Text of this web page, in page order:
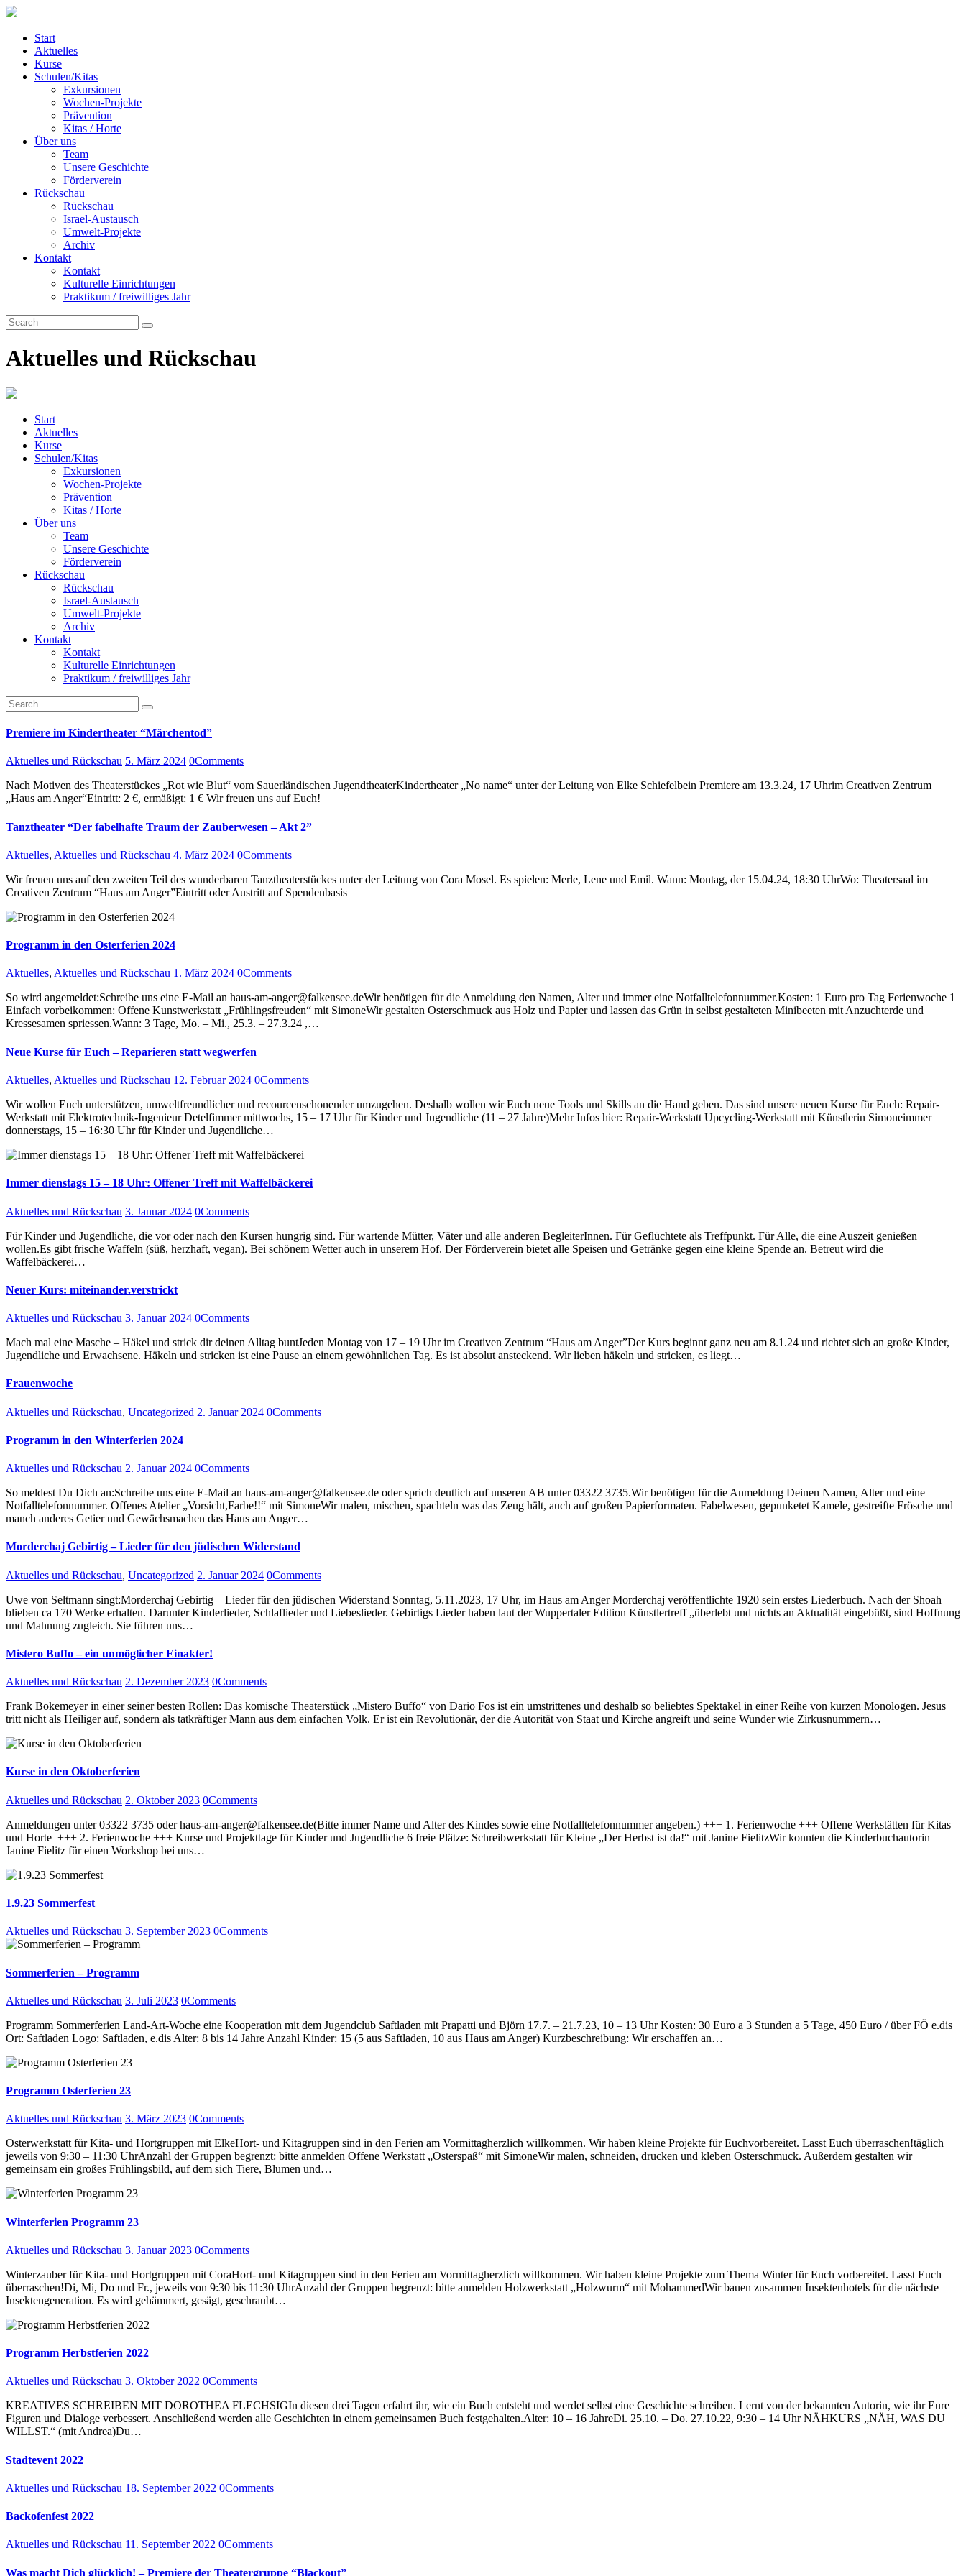
Start
Aktuelles
Kurse
Schulen/Kitas
Exkursionen
Wochen-Projekte
Prävention
Kitas / Horte
Über uns
Team
Unsere Geschichte
Förderverein
Rückschau
Rückschau
Israel-Austausch
Umwelt-Projekte
Archiv
Kontakt
Kontakt
Kulturelle Einrichtungen
Praktikum / freiwilliges Jahr
Aktuelles und Rückschau
Start
Aktuelles
Kurse
Schulen/Kitas
Exkursionen
Wochen-Projekte
Prävention
Kitas / Horte
Über uns
Team
Unsere Geschichte
Förderverein
Rückschau
Rückschau
Israel-Austausch
Umwelt-Projekte
Archiv
Kontakt
Kontakt
Kulturelle Einrichtungen
Praktikum / freiwilliges Jahr
Premiere im Kindertheater “Märchentod”
Aktuelles und Rückschau 5. März 2024 0Comments
Nach Motiven des Theaterstückes „Rot wie Blut“ vom Sauerländischen JugendtheaterKindertheater „No name“ unter der Leitung von Elke Schiefelbein Premiere am 13.3.24, 17 Uhrim Creativen Zentrum
„Haus am Anger“Eintritt: 2 €, ermäßigt: 1 € Wir freuen uns auf Euch!
Tanztheater “Der fabelhafte Traum der Zauberwesen – Akt 2”
Aktuelles, Aktuelles und Rückschau 4. März 2024 0Comments
Wir freuen uns auf den zweiten Teil des wunderbaren Tanztheaterstückes unter der Leitung von Cora Mosel. Es spielen: Merle, Lene und Emil. Wann: Montag, der 15.04.24, 18:30 UhrWo: Theatersaal im
Creativen Zentrum “Haus am Anger”Eintritt oder Austritt auf Spendenbasis
Programm in den Osterferien 2024
Aktuelles, Aktuelles und Rückschau 1. März 2024 0Comments
So wird angemeldet:Schreibe uns eine E-Mail an haus-am-anger@falkensee.deWir benötigen für die Anmeldung den Namen, Alter und immer eine Notfalltelefonnummer.Kosten: 1 Euro pro Tag Ferienwoche 1
Einfach vorbeikommen: Offene Kunstwerkstatt „Frühlingsfreuden“ mit SimoneWir gestalten Osterschmuck aus Holz und Papier und lassen das Grün in selbst gestalteten Minibeeten mit Anzuchterde und
Kressesamen spriessen.Wann: 3 Tage, Mo. – Mi., 25.3. – 27.3.24 ,…
Neue Kurse für Euch – Reparieren statt wegwerfen
Aktuelles, Aktuelles und Rückschau 12. Februar 2024 0Comments
Wir wollen Euch unterstützen, umweltfreundlicher und recourcenschonender umzugehen. Deshalb wollen wir Euch neue Tools und Skills an die Hand geben. Das sind unsere neuen Kurse für Euch: Repair-
Werkstatt mit Elektrotechnik-Ingenieur Detelfimmer mittwochs, 15 – 17 Uhr für Kinder und Jugendliche (11 – 27 Jahre)Mehr Infos hier: Repair-Werkstatt Upcycling-Werkstatt mit Künstlerin Simoneimmer
donnerstags, 15 – 16:30 Uhr für Kinder und Jugendliche…
Immer dienstags 15 – 18 Uhr: Offener Treff mit Waffelbäckerei
Aktuelles und Rückschau 3. Januar 2024 0Comments
Für Kinder und Jugendliche, die vor oder nach den Kursen hungrig sind. Für wartende Mütter, Väter und alle anderen BegleiterInnen. Für Geflüchtete als Treffpunkt. Für Alle, die eine Auszeit genießen
wollen.Es gibt frische Waffeln (süß, herzhaft, vegan). Bei schönem Wetter auch in unserem Hof. Der Förderverein bietet alle Speisen und Getränke gegen eine kleine Spende an. Betreut wird die
Waffelbäckerei…
Neuer Kurs: miteinander.verstrickt
Aktuelles und Rückschau 3. Januar 2024 0Comments
Mach mal eine Masche – Häkel und strick dir deinen Alltag buntJeden Montag von 17 – 19 Uhr im Creativen Zentrum “Haus am Anger”Der Kurs beginnt ganz neu am 8.1.24 und richtet sich an große Kinder,
Jugendliche und Erwachsene. Häkeln und stricken ist eine Pause an einem gewöhnlichen Tag. Es ist absolut ansteckend. Wir lieben häkeln und stricken, es liegt…
Frauenwoche
Aktuelles und Rückschau, Uncategorized 2. Januar 2024 0Comments
Programm in den Winterferien 2024
Aktuelles und Rückschau 2. Januar 2024 0Comments
So meldest Du Dich an:Schreibe uns eine E-Mail an haus-am-anger@falkensee.de oder sprich deutlich auf unseren AB unter 03322 3735.Wir benötigen für die Anmeldung Deinen Namen, Alter und eine
Notfalltelefonnummer. Offenes Atelier „Vorsicht,Farbe!!“ mit SimoneWir malen, mischen, spachteln was das Zeug hält, auch auf großen Papierformaten. Fabelwesen, gepunketet Kamele, gestreifte Frösche und
manch anderes Getier und Gewächsmachen das Haus am Anger…
Morderchaj Gebirtig – Lieder für den jüdischen Widerstand
Aktuelles und Rückschau, Uncategorized 2. Januar 2024 0Comments
Uwe von Seltmann singt:Morderchaj Gebirtig – Lieder für den jüdischen Widerstand Sonntag, 5.11.2023, 17 Uhr, im Haus am Anger Morderchaj veröffentlichte 1920 sein erstes Liederbuch. Nach der Shoah
blieben ca 170 Werke erhalten. Darunter Kinderlieder, Schlaflieder und Liebeslieder. Gebirtigs Lieder haben laut der Wuppertaler Edition Künstlertreff „überlebt und nichts an Aktualität eingebüßt, sind Hoffnung
und Mahnung zugleich. Sie führen uns…
Mistero Buffo – ein unmöglicher Einakter!
Aktuelles und Rückschau 2. Dezember 2023 0Comments
Frank Bokemeyer in einer seiner besten Rollen: Das komische Theaterstück „Mistero Buffo“ von Dario Fos ist ein umstrittenes und deshalb so beliebtes Spektakel in einer Reihe von kurzen Monologen. Jesus
tritt nicht als Heiliger auf, sondern als tatkräftiger Mann aus dem einfachen Volk. Er ist ein Revolutionär, der die Autorität von Staat und Kirche angreift und seine Wunder wie Zirkusnummern…
Kurse in den Oktoberferien
Aktuelles und Rückschau 2. Oktober 2023 0Comments
Anmeldungen unter 03322 3735 oder haus-am-anger@falkensee.de(Bitte immer Name und Alter des Kindes sowie eine Notfalltelefonnummer angeben.) +++ 1. Ferienwoche +++ Offene Werkstätten für Kitas
und Horte +++ 2. Ferienwoche +++ Kurse und Projekttage für Kinder und Jugendliche 6 freie Plätze: Schreibwerkstatt für Kleine „Der Herbst ist da!“ mit Janine FielitzWir konnten die Kinderbuchautorin
Janine Fielitz für einen Workshop bei uns…
1.9.23 Sommerfest
Aktuelles und Rückschau 3. September 2023 0Comments
Sommerferien – Programm
Aktuelles und Rückschau 3. Juli 2023 0Comments
Programm Sommerferien Land-Art-Woche eine Kooperation mit dem Jugendclub Saftladen mit Prapatti und Björn 17.7. – 21.7.23, 10 – 13 Uhr Kosten: 30 Euro a 3 Stunden a 5 Tage, 450 Euro / über FÖ e.dis
Ort: Saftladen Logo: Saftladen, e.dis Alter: 8 bis 14 Jahre Anzahl Kinder: 15 (5 aus Saftladen, 10 aus Haus am Anger) Kurzbeschreibung: Wir erschaffen an…
Programm Osterferien 23
Aktuelles und Rückschau 3. März 2023 0Comments
Osterwerkstatt für Kita- und Hortgruppen mit ElkeHort- und Kitagruppen sind in den Ferien am Vormittagherzlich willkommen. Wir haben kleine Projekte für Euchvorbereitet. Lasst Euch überraschen!täglich
jeweils von 9:30 – 11:30 UhrAnzahl der Gruppen begrenzt: bitte anmelden Offene Werkstatt „Osterspaß“ mit SimoneWir malen, schneiden, drucken und kleben Osterschmuck. Außerdem gestalten wir
gemeinsam ein großes Frühlingsbild, auf dem sich Tiere, Blumen und…
Winterferien Programm 23
Aktuelles und Rückschau 3. Januar 2023 0Comments
Winterzauber für Kita- und Hortgruppen mit CoraHort- und Kitagruppen sind in den Ferien am Vormittagherzlich willkommen. Wir haben kleine Projekte zum Thema Winter für Euch vorbereitet. Lasst Euch
überraschen!Di, Mi, Do und Fr., jeweils von 9:30 bis 11:30 UhrAnzahl der Gruppen begrenzt: bitte anmelden Holzwerkstatt „Holzwurm“ mit MohammedWir bauen zusammen Insektenhotels für die nächste
Insektengeneration. Es wird gehämmert, gesägt, geschraubt…
Programm Herbstferien 2022
Aktuelles und Rückschau 3. Oktober 2022 0Comments
KREATIVES SCHREIBEN MIT DOROTHEA FLECHSIGIn diesen drei Tagen erfahrt ihr, wie ein Buch entsteht und werdet selbst eine Geschichte schreiben. Lernt von der bekannten Autorin, wie ihr Eure
Figuren und Dialoge verbessert. Anschließend werden alle Geschichten in einem gemeinsamen Buch festgehalten.Alter: 10 – 16 JahreDi. 25.10. – Do. 27.10.22, 9:30 – 14 Uhr NÄHKURS „NÄH, WAS DU
WILLST.“ (mit Andrea)Du…
Stadtevent 2022
Aktuelles und Rückschau 18. September 2022 0Comments
Backofenfest 2022
Aktuelles und Rückschau 11. September 2022 0Comments
Was macht Dich glücklich! – Premiere der Theatergruppe “Blackout”